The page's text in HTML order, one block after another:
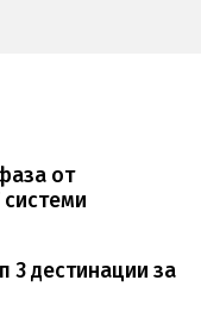
от
системи
3 дестинации за